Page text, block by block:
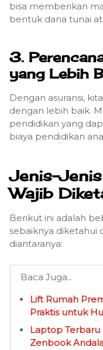
bisa memberikan
bentuk dana tunai
3.
yang Lebih
Dengan asuransi,
dengan lebih baik.
pendidikan yang
biaya pendidikan
Jenis-
Wajib
Berikut ini adalah
sebaiknya diketahui
diantaranya:
Baca Juga...
Lift Rumah
Praktis untuk
Laptop Terbaru
Zenbook